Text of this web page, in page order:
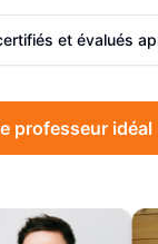
et évalués
professeur idéal